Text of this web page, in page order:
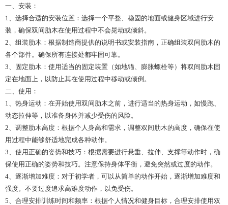
一、安装：
1、选择合适的安装位置：选择一个平整、稳固的地面或健身区域进行安
装，确保双间肋木在使用过程中不会晃动或倾斜。
2、组装肋木：根据制造商提供的说明书或安装指南，正确组装双间肋木的
各个部件。确保所有连接处都牢固可靠。
3、固定肋木：使用适当的固定装置（如地锚、膨胀螺栓等）将双间肋木固
定在地面上，以防止其在使用过程中移动或倾倒。
二、使用：
1、热身运动：在开始使用双间肋木之前，进行适当的热身运动，如慢跑、
动态拉伸等，以准备身体并减少受伤的风险。
2、调整肋木高度：根据个人身高和需求，调整双间肋木的高度，确保在使
用过程中能够舒适地完成各种动作。
3、使用正确的姿势和技巧：根据需要进行悬垂、拉伸、支撑等动作时，确
保使用正确的姿势和技巧。注意保持身体平衡，避免突然或过度的动作。
4、逐渐增加难度：对于初学者，可以从简单的动作开始，逐渐增加难度和
强度。不要过度追求高难度动作，以免受伤。
5、合理安排训练时间和频率：根据个人情况和健身目标，合理安排使用双